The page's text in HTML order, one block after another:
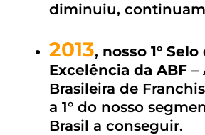
diminuiu,
2013, nosso 1° Selo
Excelência da ABF–
Brasileira de
a 1° do nosso
Brasil a conseguir.